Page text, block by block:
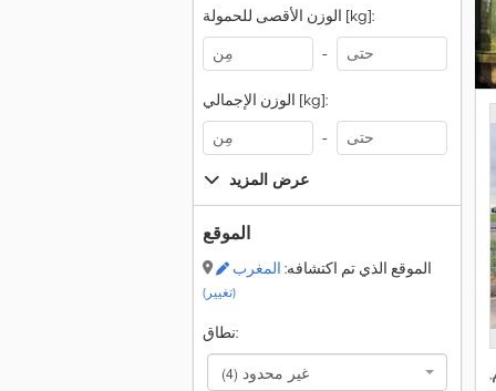
الوزن الأقصى للحمولة [kg]:
-
الوزن الإجمالي [kg]:
-
عرض المزيد
الموقع
الموقع الذي تم اكتشافه: المغرب
(تغيير)
نطاق:
غير محدود (4)
,